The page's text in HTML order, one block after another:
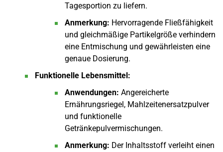
Tagesportion zu liefern.
Anmerkung: Hervorragende Fließfähigkeit
und gleichmäßige Partikelgröße verhindern
eine Entmischung und gewährleisten eine
genaue Dosierung.
Funktionelle Lebensmittel:
Anwendungen: Angereicherte
Ernährungsriegel, Mahlzeitenersatzpulver
und funktionelle
Getränkepulvermischungen.
Anmerkung: Der Inhaltsstoff verleiht einen